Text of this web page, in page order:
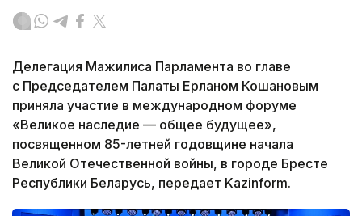
Делегация Мажилиса Парламента во главе
с Председателем Палаты Ерланом Кошановым
приняла участие в международном форуме
«Великое наследие — общее будущее»,
посвященном 85-летней годовщине начала
Великой Отечественной войны, в городе Бресте
Республики Беларусь, передает Kazinform.